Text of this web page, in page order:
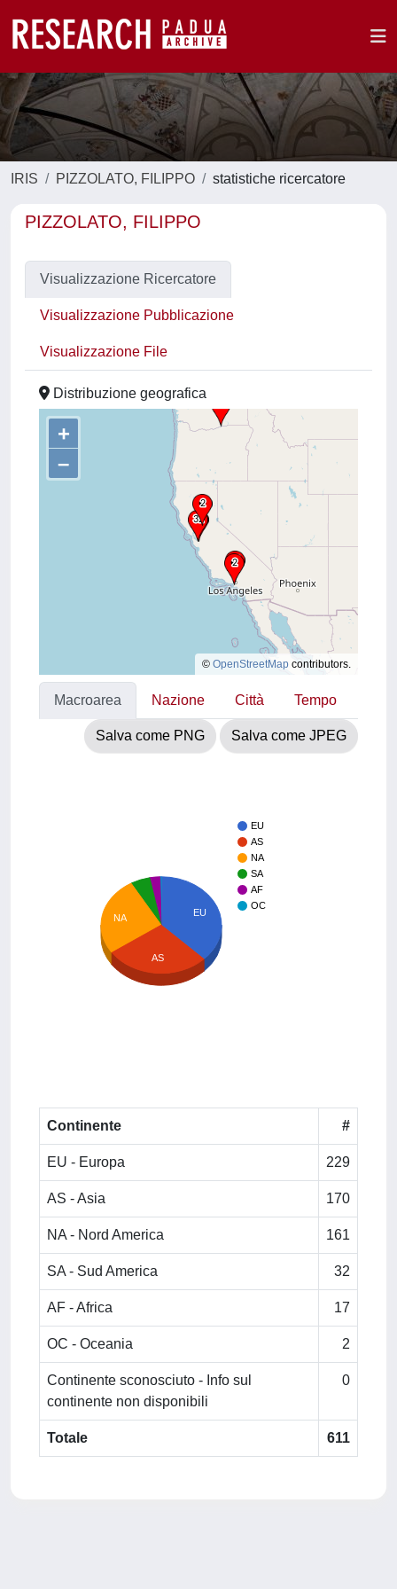
IRIS PIZZOLATO, FILIPPO statistiche ricercatore
PIZZOLATO, FILIPPO
Visualizzazione Ricercatore
Visualizzazione Pubblicazione
Visualizzazione File
Distribuzione geografica
+
–
© OpenStreetMap contributors.
Macroarea Nazione Città Tempo
Salva come PNG Salva come JPEG
EU
AS
NA
SA
AF
OC
EU
NA
AS
Continente #
EU - Europa 229
AS - Asia 170
NA - Nord America 161
SA - Sud America 32
AF - Africa 17
OC - Oceania 2
Continente sconosciuto - Info sul
continente non disponibili
0
Totale 611